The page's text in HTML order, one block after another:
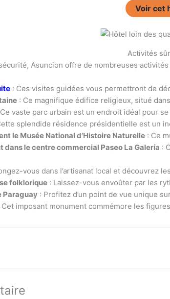
Voir cet
Activités
Asuncion offre de nombreuses
: Ces visites guidées vous permettront de
: Ce magnifique édifice religieux, situé
vaste parc urbain est un endroit idéal pour
splendide résidence présidentielle est un
le Musée National d’Histoire Naturelle : Ce
dans le centre commercial Paseo La Galería :
vous dans l’artisanat local et découvrez
folklorique : Laissez-vous envoûter par les
Paraguay : Profitez d’un point de vue unique
Cet imposant monument commémore les